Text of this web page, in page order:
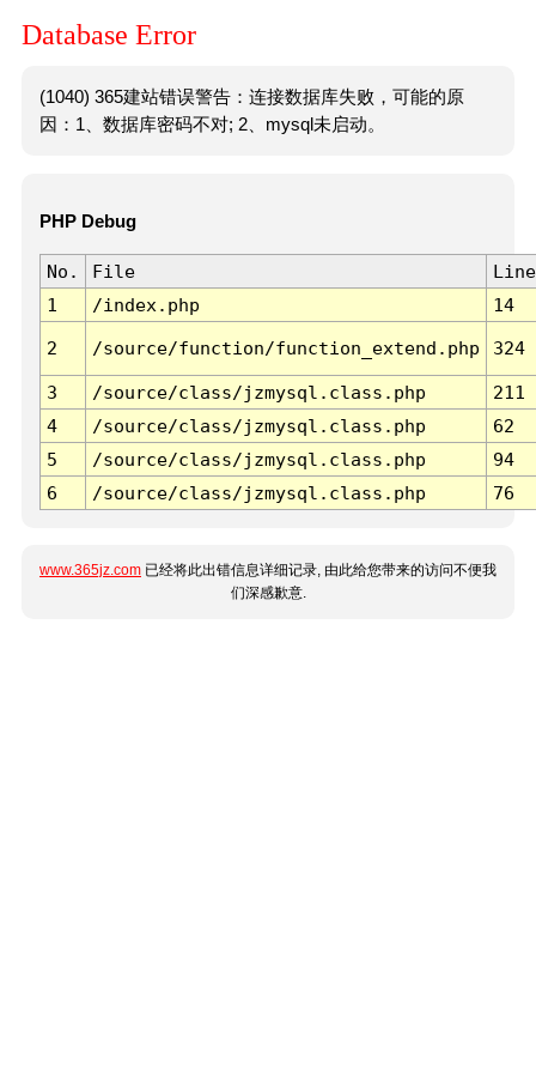
Database Error
(1040) 365建站错误警告：连接数据库失败，可能的原
因：1、数据库密码不对; 2、mysql未启动。
PHP Debug
No. File
Line
1
/index.php 14
2 /source/function/function_extend.php 324
3 /source/class/jzmysql.class.php
211
4
/source/class/jzmysql.class.php
62
5
/source/class/jzmysql.class.php
94
6
/source/class/jzmysql.class.php 76
www.365jz.com 已经将此出错信息详细记录, 由此给您带来的访问不便我
们深感歉意.